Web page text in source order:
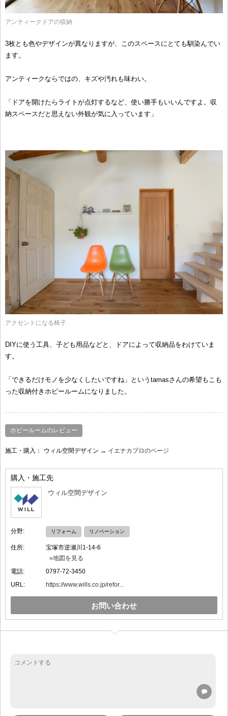
アンティークドアの収納
3枚とも色やデザインが異なりますが、このスペースにとても馴染んでい
ます。
アンティークならではの、キズや汚れも味わい。
「ドアを開けたらライトが点灯するなど、使い勝手もいいんですよ。収
納スペースだと思えない外観が気に入っています」
アクセントになる椅子
DIYに使う工具、子ども用品などと、ドアによって収納品をわけていま
す。
「できるだけモノを少なくしたいですね」というtamasさんの希望もこも
った収納付きホビールームになりました。
ホビールームのレビュー
施工・購入： ウィル空間デザイン → イエナカプロのページ
購入・施工先
ウィル空間デザイン
分野: リフォーム リノベーション
住所:
宝塚市逆瀬川1-14-6
»地図を見る
電話:
0797-72-3450
URL:
https://www.wills.co.jp/refor...
お問い合わせ